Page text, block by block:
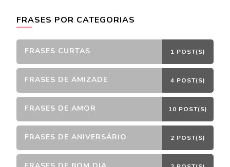
FRASES POR CATEGORIAS
FRASES CURTAS 1 POST(S)
FRASES DE AMIZADE 4 POST(S)
FRASES DE AMOR 10 POST(S)
FRASES DE ANIVERSÁRIO 2 POST(S)